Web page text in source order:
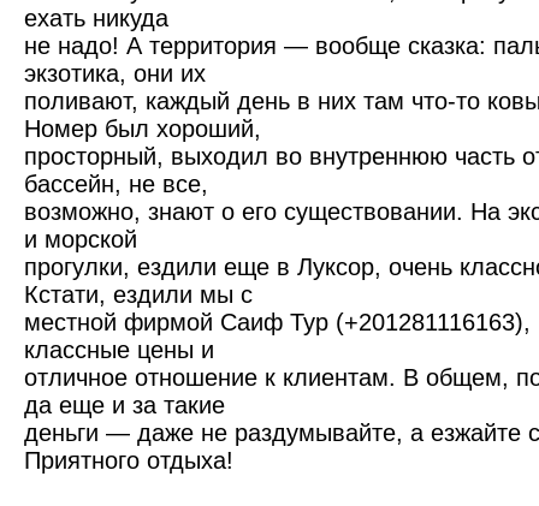
ехать никуда
не надо! А территория — вообще сказка:
экзотика, они их
поливают, каждый день в них там что-то
Номер был хороший,
просторный, выходил во внутреннюю часть
бассейн, не все,
возможно, знают о его существовании. На
и морской
прогулки, ездили еще в Луксор, очень
Кстати, ездили мы с
местной фирмой Саиф Тур
классные цены и
отличное отношение к клиентам. В общем,
да еще и за такие
деньги — даже не раздумывайте, а езжайте
Приятного отдыха!